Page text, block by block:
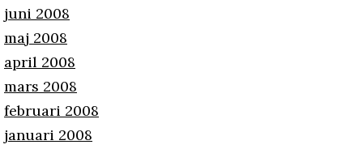
juni 2008
maj 2008
april 2008
mars 2008
februari 2008
januari 2008